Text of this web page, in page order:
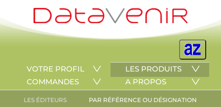
VOTRE PROFIL
LES PRODUITS
COMMANDES
A PROPOS
LES ÉDITEURS PAR RÉFÉRENCE OU DÉSIGNATION